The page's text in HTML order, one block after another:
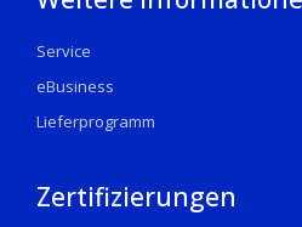
Service
eBusiness
Lieferprogramm
Zertifizierungen